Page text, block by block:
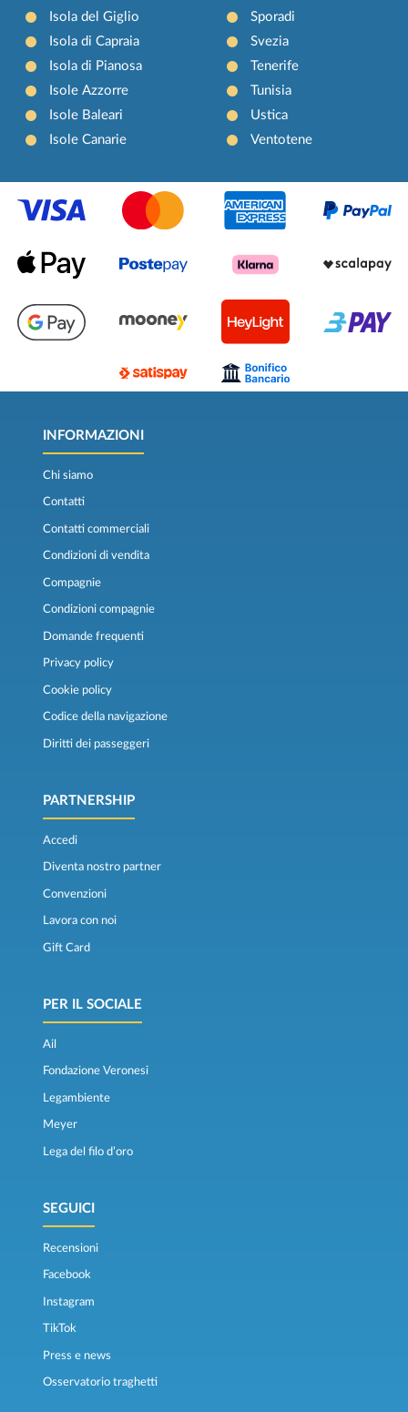
Isola del Giglio
Isola di Capraia
Isola di Pianosa
Isole Azzorre
Isole Baleari
Isole Canarie
Sporadi
Svezia
Tenerife
Tunisia
Ustica
Ventotene
INFORMAZIONI
Chi siamo
Contatti
Contatti commerciali
Condizioni di vendita
Compagnie
Condizioni compagnie
Domande frequenti
Privacy policy
Cookie policy
Codice della navigazione
Diritti dei passeggeri
PARTNERSHIP
Accedi
Diventa nostro partner
Convenzioni
Lavora con noi
Gift Card
PER IL SOCIALE
Ail
Fondazione Veronesi
Legambiente
Meyer
Lega del filo d’oro
SEGUICI
Recensioni
Facebook
Instagram
TikTok
Press e news
Osservatorio traghetti